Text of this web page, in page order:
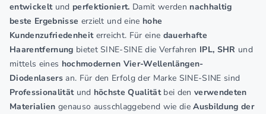
entwickeltund perfektioniert. Damit werden nachhaltig
beste Ergebnisse erzielt und eine hohe
Kundenzufriedenheit erreicht. Für eine dauerhafte
Haarentfernung bietet SINE-SINE die Verfahren IPL, SHR und
mittels eines hochmodernen Vier-Wellenlängen-
Diodenlasersan. Für den Erfolg der Marke SINE-SINE sind
Professionalitätund höchste Qualitätbei den verwendeten
Materialien genauso ausschlaggebend wie dieAusbildung der